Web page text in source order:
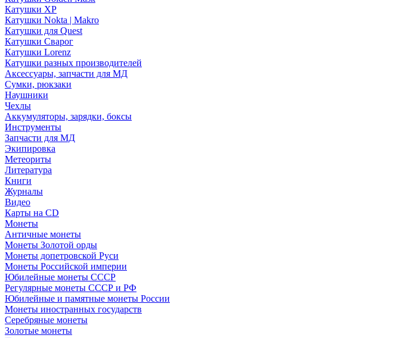
Катушки XP
Катушки Nokta | Makro
Катушки для Quest
Катушки Сварог
Катушки Lorenz
Катушки разных производителей
Аксессуары, запчасти для МД
Сумки, рюкзаки
Наушники
Чехлы
Аккумуляторы, зарядки, боксы
Инструменты
Запчасти для МД
Экипировка
Метеориты
Литература
Книги
Журналы
Видео
Карты на CD
Монеты
Античные монеты
Монеты Золотой орды
Монеты допетровской Руси
Монеты Российской империи
Юбилейные монеты СССР
Регулярные монеты СССР и РФ
Юбилейные и памятные монеты России
Монеты иностранных государств
Серебряные монеты
Золотые монеты